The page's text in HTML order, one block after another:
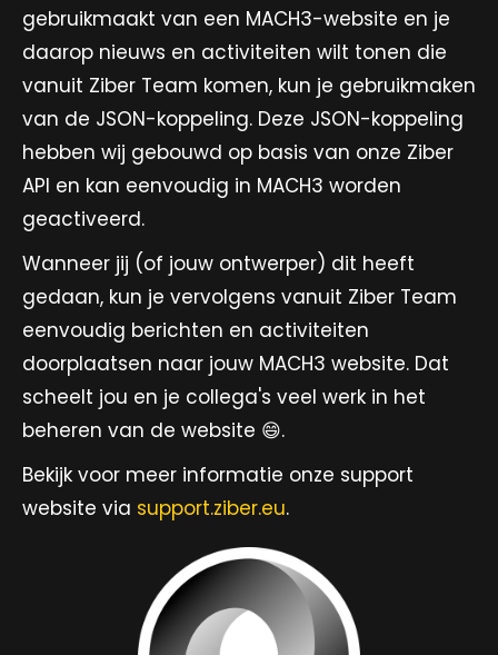
gebruikmaakt van een MACH3-website en je
daarop nieuws en activiteiten wilt tonen die
vanuit Ziber Team komen, kun je gebruikmaken
van de JSON-koppeling. Deze JSON-koppeling
hebben wij gebouwd op basis van onze Ziber
API en kan eenvoudig in MACH3 worden
geactiveerd.
Wanneer jij (of jouw ontwerper) dit heeft
gedaan, kun je vervolgens vanuit Ziber Team
eenvoudig berichten en activiteiten
doorplaatsen naar jouw MACH3 website. Dat
scheelt jou en je collega's veel werk in het
beheren van de website 😄.
Bekijk voor meer informatie onze support
website via support.ziber.eu.